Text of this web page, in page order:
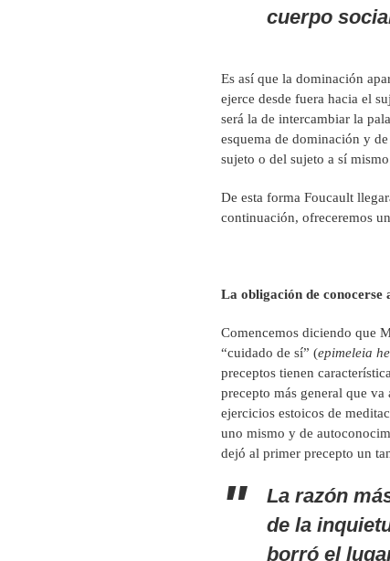
cuerpo
Es así que la dominación
ejerce desde fuera hacia el
será la de intercambiar la
esquema de dominación y
sujeto o del sujeto a sí
De esta forma Foucault
continuación, ofreceremos
La obligación de conocerse
Comencemos diciendo que
“cuidado de sí” (epimeleia
preceptos tienen
precepto más general que
ejercicios estoicos de
uno mismo y de
dejó al primer precepto un
La razón
de la
borró el